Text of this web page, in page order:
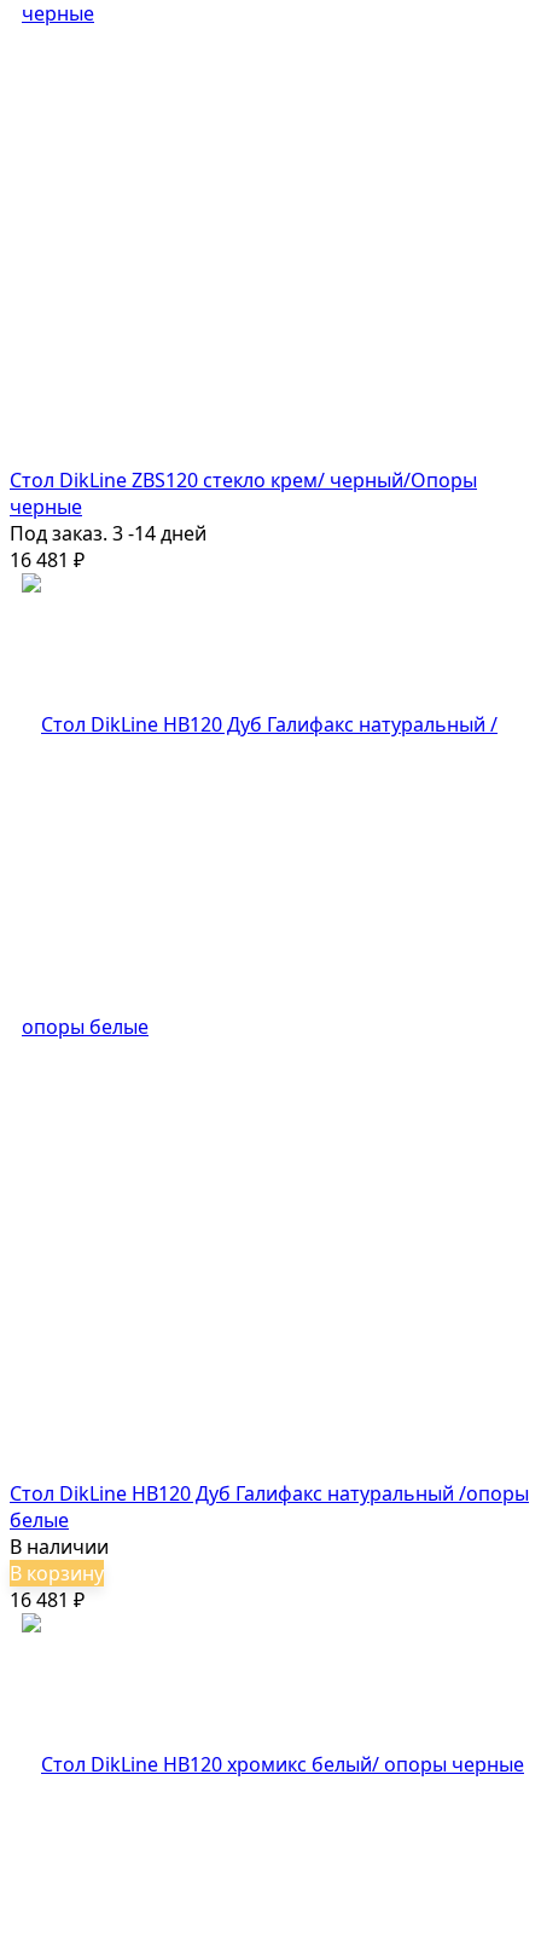
Стол DikLine ZBS120 стекло крем/ черный/Опоры
черные
Под заказ. 3 -14 дней
16 481 ₽
Стол DikLine HB120 Дуб Галифакс натуральный /опоры
белые
В наличии
В корзину
16 481 ₽